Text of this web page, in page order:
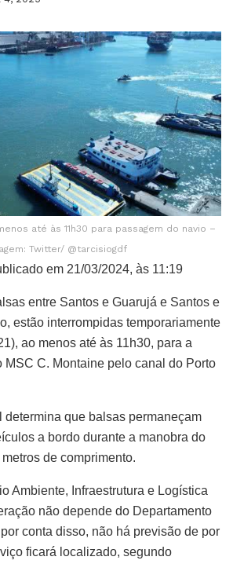
até às 11h30 para passagem do navio –
Twitter/ @tarcisiogdf
em 21/03/2024, às 11:19
entre Santos e Guarujá e Santos e
estão interrompidas temporariamente
ao menos até às 11h30, para a
MSC C. Montaine pelo canal do Porto
determina que balsas permaneçam
a bordo durante a manobra do
de comprimento.
Ambiente, Infraestrutura e Logística
não depende do Departamento
conta disso, não há previsão de por
ficará localizado, segundo